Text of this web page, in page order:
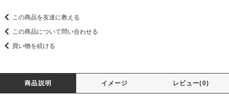
この商品を友達に教える
この商品について問い合わせる
買い物を続ける
商品説明 イメージ レビュー(0)